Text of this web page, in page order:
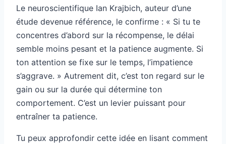
Le neuroscientifique Ian Krajbich, auteur d’une
étude devenue référence, le confirme : « Si tu te
concentres d’abord sur la récompense, le délai
semble moins pesant et la patience augmente. Si
ton attention se fixe sur le temps, l’impatience
s’aggrave. » Autrement dit, c’est ton regard sur le
gain ou sur la durée qui détermine ton
comportement. C’est un levier puissant pour
entraîner ta patience.
Tu peux approfondir cette idée en lisant comment